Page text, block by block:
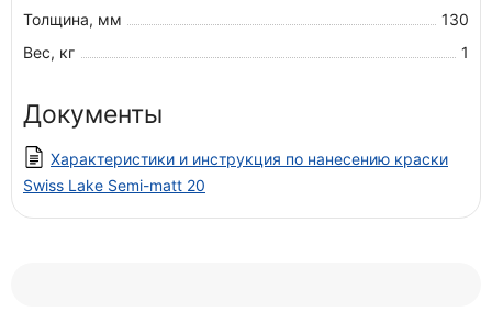
Толщина, мм
130
Вес, кг
1
Документы
Характеристики и инструкция по нанесению краски
Swiss Lake Semi-matt 20